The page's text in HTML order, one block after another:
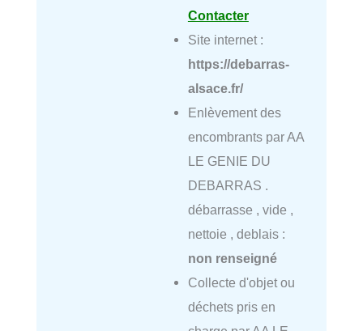
Contacter
Site internet :
https://debarras-
alsace.fr/
Enlèvement des
encombrants par AA
LE GENIE DU
DEBARRAS .
débarrasse , vide ,
nettoie , deblais :
non renseigné
Collecte d'objet ou
déchets pris en